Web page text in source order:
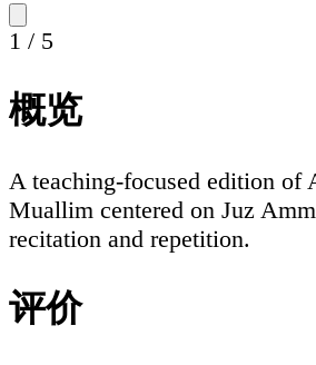
1 / 5
概览
A teaching-focused edition
Muallim centered on Juz
recitation and repetition.
评价